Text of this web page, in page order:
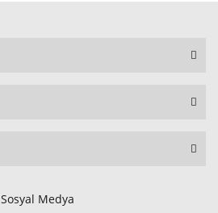
Sosyal Medya